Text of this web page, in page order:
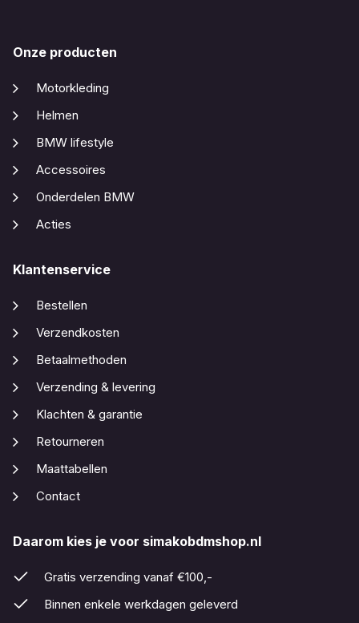
Onze producten
Motorkleding
Helmen
BMW lifestyle
Accessoires
Onderdelen BMW
Acties
Klantenservice
Bestellen
Verzendkosten
Betaalmethoden
Verzending & levering
Klachten & garantie
Retourneren
Maattabellen
Contact
Daarom kies je voor simakobdmshop.nl
Gratis verzending vanaf €100,-
Binnen enkele werkdagen geleverd